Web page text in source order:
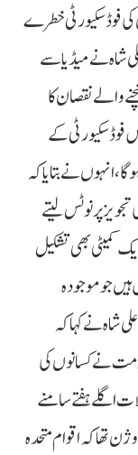
کی فوڈ سکیورٹی خطرے
شاہ نے میڈیا سے
والے نقصان کا
سکیورٹی کے
انہوں نے بتایا کہ
پر نوٹس لیتے
کمیٹی بھی تشکیل
جو موجودہ
شاہ نے کہا کہ
نے کسانوں کی
اگلے ہفتے سامنے
وژن تھا کہ اقوام متحدہ